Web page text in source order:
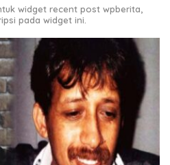
widget recent post wpberita,
pada widget ini.